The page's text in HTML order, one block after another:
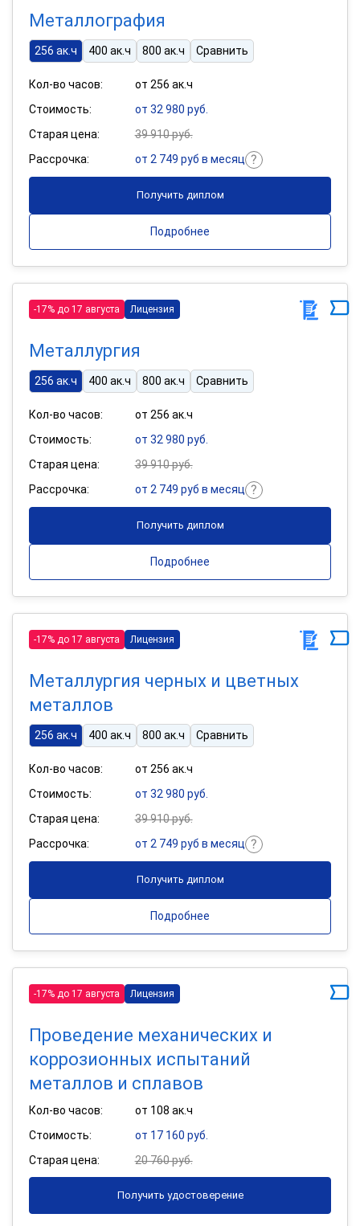
Металлография
256 ак.ч 400 ак.ч 800 ак.ч Сравнить
Кол-во часов:
от 256 ак.ч
Стоимость:
от 32 980 руб.
Старая цена:
39 910 руб.
Рассрочка:
от 2 749 руб в месяц
Получить диплом
Подробнее
-17% до 17 августа Лицензия
Металлургия
256 ак.ч 400 ак.ч 800 ак.ч Сравнить
Кол-во часов:
от 256 ак.ч
Стоимость:
от 32 980 руб.
Старая цена:
39 910 руб.
Рассрочка:
от 2 749 руб в месяц
Получить диплом
Подробнее
-17% до 17 августа Лицензия
Металлургия черных и цветных
металлов
256 ак.ч 400 ак.ч 800 ак.ч Сравнить
Кол-во часов:
от 256 ак.ч
Стоимость:
от 32 980 руб.
Старая цена:
39 910 руб.
Рассрочка:
от 2 749 руб в месяц
Получить диплом
Подробнее
-17% до 17 августа Лицензия
Проведение механических и
коррозионных испытаний
металлов и сплавов
Кол-во часов:
от 108 ак.ч
Стоимость:
от 17 160 руб.
Старая цена:
20 760 руб.
Получить удостоверение